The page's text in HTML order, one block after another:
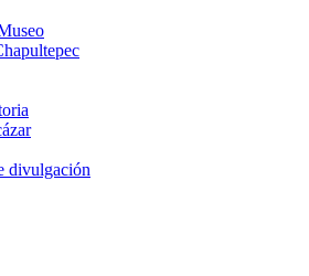
divulgación